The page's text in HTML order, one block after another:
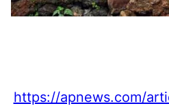
https://apnews.com/